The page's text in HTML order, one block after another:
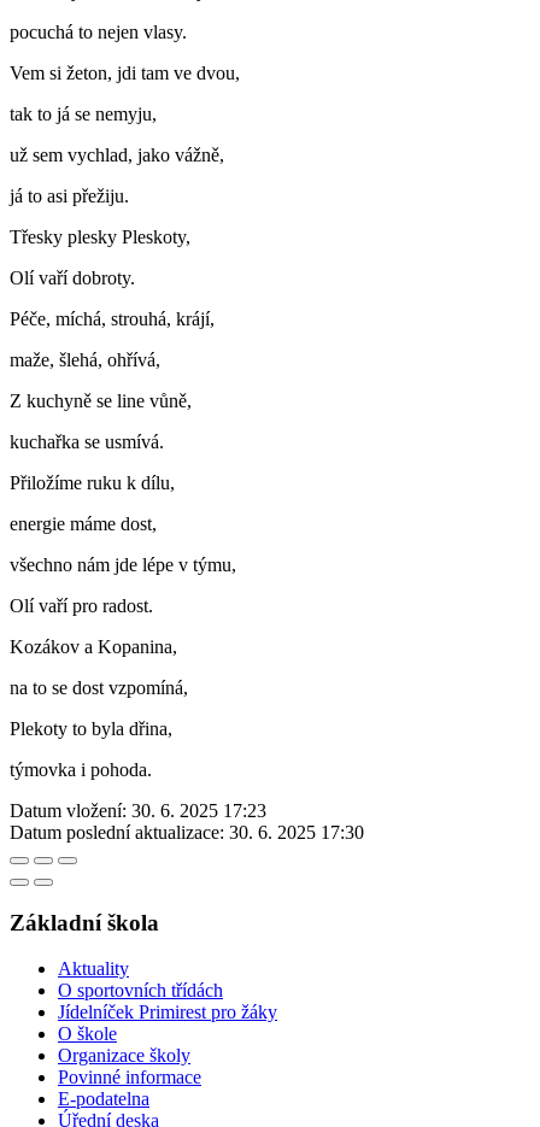
pocuchá to nejen vlasy.
Vem si žeton, jdi tam ve dvou,
tak to já se nemyju,
už sem vychlad, jako vážně,
já to asi přežiju.
Třesky plesky Pleskoty,
Olí vaří dobroty.
Péče, míchá, strouhá, krájí,
maže, šlehá, ohřívá,
Z kuchyně se line vůně,
kuchařka se usmívá.
Přiložíme ruku k dílu,
energie máme dost,
všechno nám jde lépe v týmu,
Olí vaří pro radost.
Kozákov a Kopanina,
na to se dost vzpomíná,
Plekoty to byla dřina,
týmovka i pohoda.
Datum vložení: 30. 6. 2025 17:23
Datum poslední aktualizace: 30. 6. 2025 17:30
Základní škola
Aktuality
O sportovních třídách
Jídelníček Primirest pro žáky
O škole
Organizace školy
Povinné informace
E-podatelna
Úřední deska